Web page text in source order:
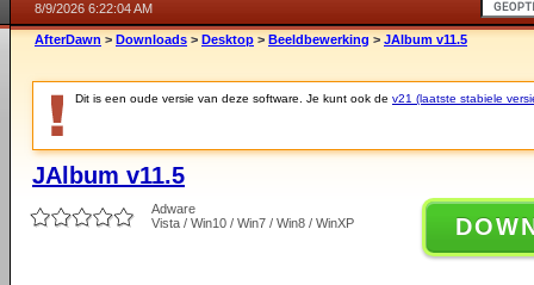
8/9/2026 6:22:04 AM
AfterDawn > Downloads > Desktop > Beeldbewerking > JAlbum v11.5
Dit is een oude versie van deze software. Je kunt ook de v21 (laatste stabiele
JAlbum v11.5
Adware
Vista / Win10 / Win7 / Win8 / WinXP